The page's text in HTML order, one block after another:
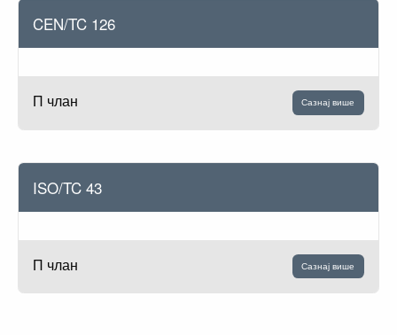
CEN/TC 126
П члан Сазнај више
ISO/TC 43
П члан Сазнај више